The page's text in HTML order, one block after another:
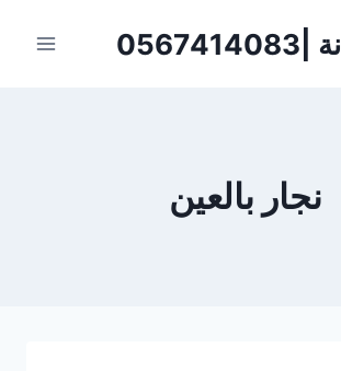
نجار بالعين